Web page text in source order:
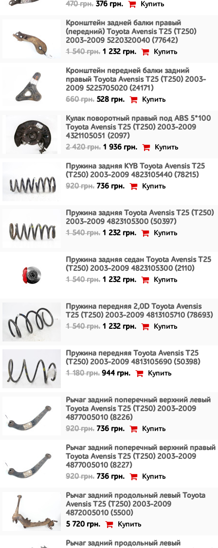
470 грн. 376 грн. Купить
Кронштейн задней балки правый
(передний) Toyota Avensis T25 (T250)
2003-2009 5220320040 (77642)
1 540 грн. 1 232 грн. Купить
Кронштейн передней балки задний
правый Toyota Avensis T25 (T250) 2003-
2009 5225705020 (24171)
660 грн. 528 грн. Купить
Кулак поворотный правый под ABS 5*100
Toyota Avensis T25 (T250) 2003-2009
4321105051 (2097)
2 420 грн. 1 936 грн. Купить
Пружина задняя KYB Toyota Avensis T25
(T250) 2003-2009 4823105440 (78215)
920 грн. 736 грн. Купить
Пружина задняя Toyota Avensis T25 (T250)
2003-2009 4823105300 (50397)
1 540 грн. 1 232 грн. Купить
Пружина задняя седан Toyota Avensis T25
(T250) 2003-2009 4823105300 (2110)
1 540 грн. 1 232 грн. Купить
Пружина передняя 2,0D Toyota Avensis
T25 (T250) 2003-2009 4813105710 (78693)
1 540 грн. 1 232 грн. Купить
Пружина передняя Toyota Avensis T25
(T250) 2003-2009 4813105690 (50398)
1 180 грн. 944 грн. Купить
Рычаг задний поперечный верхний левый
Toyota Avensis T25 (T250) 2003-2009
4877005010 (8226)
920 грн. 736 грн. Купить
Рычаг задний поперечный верхний правый
Toyota Avensis T25 (T250) 2003-2009
4877005010 (8227)
920 грн. 736 грн. Купить
Рычаг задний продольный левый Toyota
Avensis T25 (T250) 2003-2009
4872005010 (5500)
5 720 грн.
Купить
Рычаг задний продольный левый